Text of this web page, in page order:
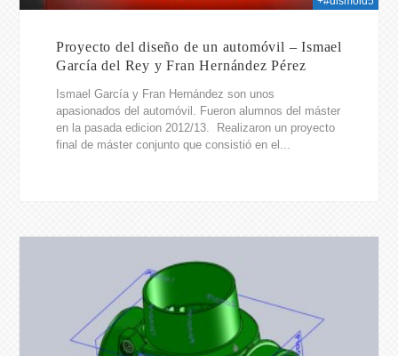
Proyecto del diseño de un automóvil – Ismael
García del Rey y Fran Hernández Pérez
Ismael García y Fran Hernández son unos
apasionados del automóvil. Fueron alumnos del máster
en la pasada edicion 2012/13. Realizaron un proyecto
final de máster conjunto que consistió en el...